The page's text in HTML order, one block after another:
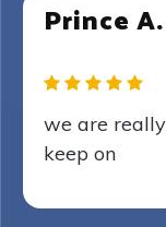
Prince A.
we are
keep on